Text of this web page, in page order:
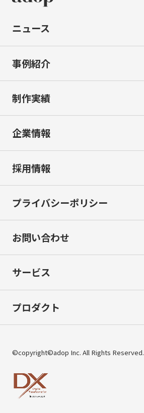
ニュース
事例紹介
制作実績
企業情報
採用情報
プライバシーポリシー
お問い合わせ
サービス
プロダクト
©copyright©adop Inc. All Rights Reserved.